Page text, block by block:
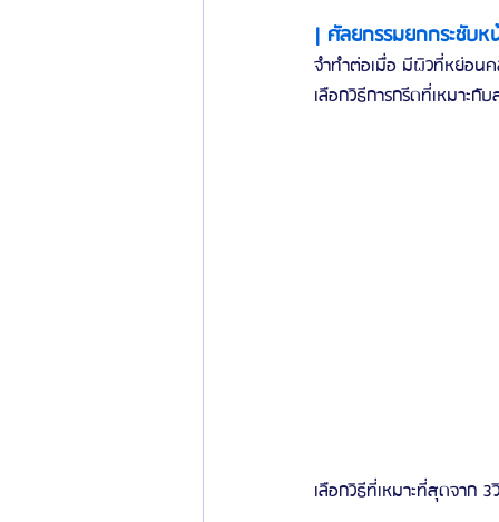
| ศัลยกรรมยกกระชับห
จำทำต่อเมื่อ มีผิวที่หย่อนค
เลือกวิธีการกรีดที่เหมาะกั
เลือกวิธีที่เหมาะที่สุดจาก